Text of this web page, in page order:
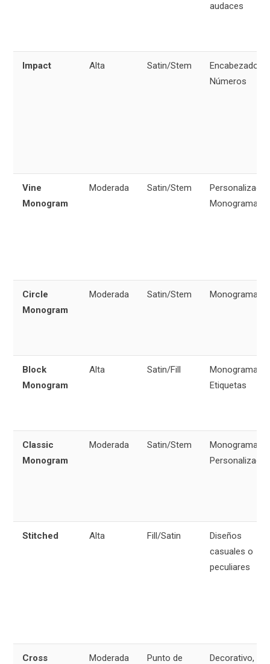
audaces
Impact Alta Satin/Stem
Encabezados,
Números
Vine
Monogram
Moderada Satin/Stem
Monogramas
Circle
Monogram
Moderada Satin/Stem Monogramas
Block
Monogram
Alta Satin/Fill
Monogramas,
Etiquetas
Classic
Monogram
Moderada Satin/Stem
Monogramas,
Stitched Alta Fill/Satin
Diseños
casuales o
peculiares
Cross
Moderada
Punto de
Decorativo,